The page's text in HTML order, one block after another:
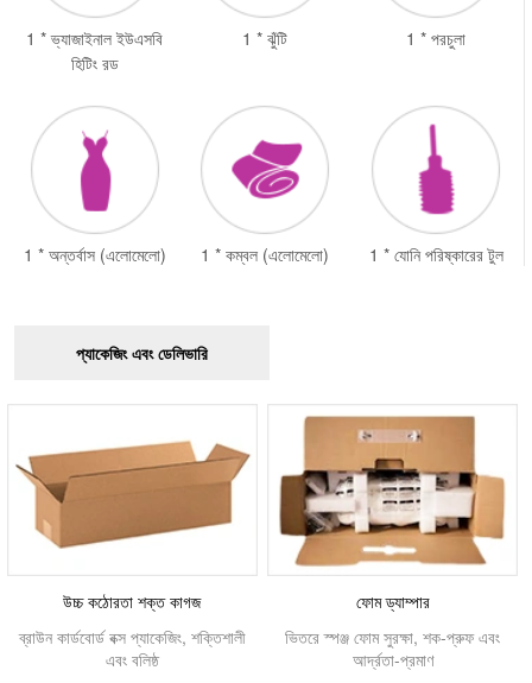
1 * ভ্যাজাইনাল ইউএসবি
হিটিং রড
1 * ঝুঁটি 1 * পরচুলা
1 * অন্তর্বাস (এলোমেলো) 1 * কম্বল (এলোমেলো) 1 * যোনি পরিষ্কারের টুল
প্যাকেজিং এবং ডেলিভারি
উচ্চ কঠোরতা শক্ত কাগজ
ব্রাউন কার্ডবোর্ড বক্স প্যাকেজিং, শক্তিশালী
এবং বলিষ্ঠ
ফোম ড্যাম্পার
ভিতরে স্পঞ্জ ফোম সুরক্ষা, শক-প্রুফ এবং
আর্দ্রতা-প্রমাণ